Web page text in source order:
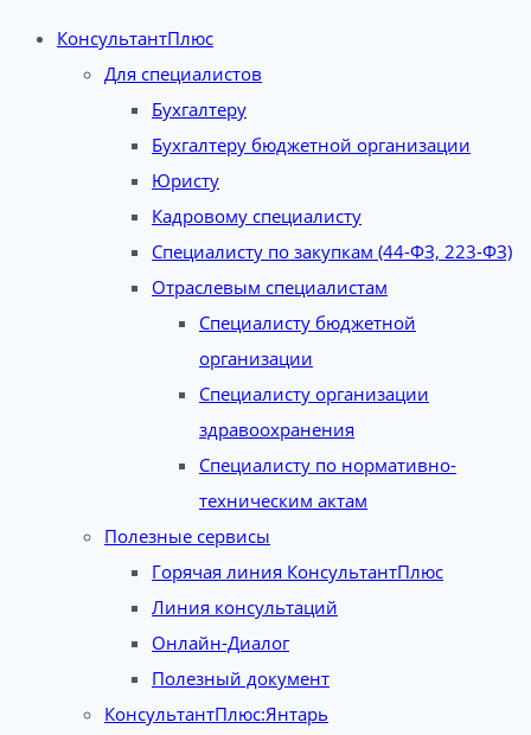
КонсультантПлюс
Для специалистов
Бухгалтеру
Бухгалтеру бюджетной организации
Юристу
Кадровому специалисту
Специалисту по закупкам (44-ФЗ, 223-ФЗ)
Отраслевым специалистам
Специалисту бюджетной
организации
Специалисту организации
здравоохранения
Специалисту по нормативно-
техническим актам
Полезные сервисы
Горячая линия КонсультантПлюс
Линия консультаций
Онлайн-Диалог
Полезный документ
КонсультантПлюс:Янтарь